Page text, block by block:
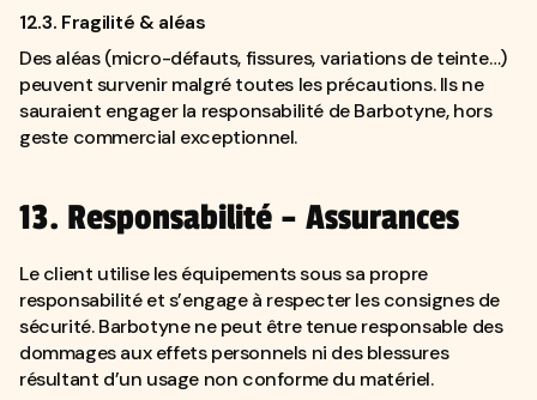
12.3. Fragilité & aléas
Des aléas (micro-défauts, fissures, variations de teinte…)
peuvent survenir malgré toutes les précautions. Ils ne
sauraient engager la responsabilité de Barbotyne, hors
geste commercial exceptionnel.
13. Responsabilité – Assurances
Le client utilise les équipements sous sa propre
responsabilité et s’engage à respecter les consignes de
sécurité. Barbotyne ne peut être tenue responsable des
dommages aux effets personnels ni des blessures
résultant d’un usage non conforme du matériel.